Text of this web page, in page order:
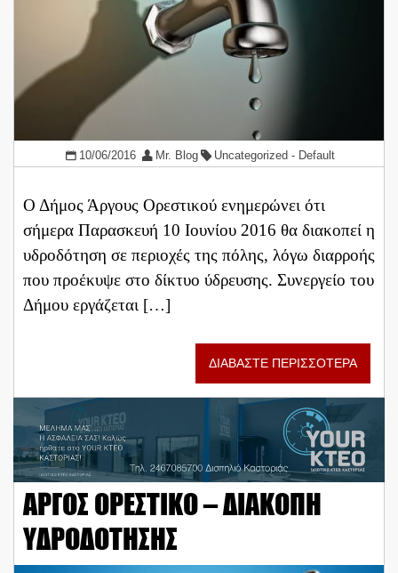
10/06/2016 Mr. Blog Uncategorized - Default
Ο Δήμος Άργους Ορεστικού ενημερώνει ότι
σήμερα Παρασκευή 10 Ιουνίου 2016 θα διακοπεί η
υδροδότηση σε περιοχές της πόλης, λόγω διαρροής
που προέκυψε στο δίκτυο ύδρευσης. Συνεργείο του
Δήμου εργάζεται […]
ΔΙΑΒΑΣΤΕ ΠΕΡΙΣΣΟΤΕΡΑ
ΑΡΓΟΣ ΟΡΕΣΤΙΚΟ – ΔΙΑΚΟΠΗ
ΥΔΡΟΔΟΤΗΣΗΣ